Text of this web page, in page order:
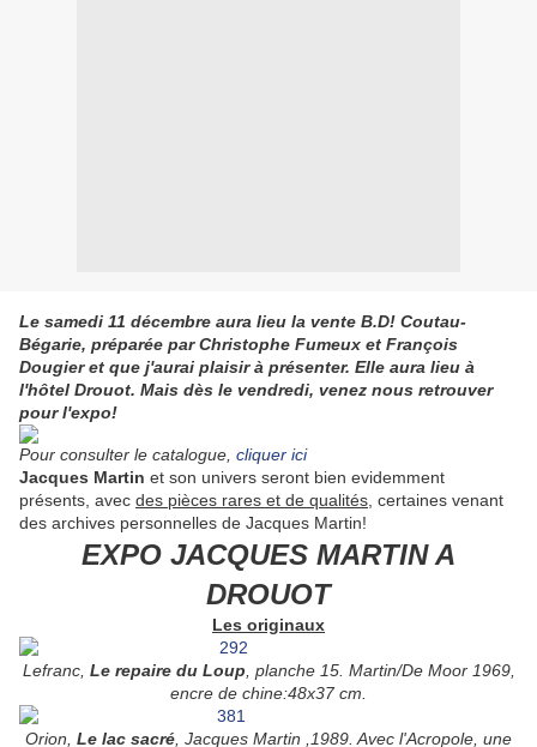
Le samedi 11 décembre aura lieu la vente B.D! Coutau-
Bégarie, préparée par Christophe Fumeux et François
Dougier et que j'aurai plaisir à présenter. Elle aura lieu à
l'hôtel Drouot. Mais dès le vendredi, venez nous retrouver
pour l'expo!
Pour consulter le catalogue, cliquer ici
Jacques Martin et son univers seront bien evidemment
présents, avec des pièces rares et de qualités, certaines venant
des archives personnelles de Jacques Martin!
EXPO JACQUES MARTIN A
DROUOT
Les originaux
Lefranc, Le repaire du Loup , planche 15. Martin/De Moor 1969,
encre de chine:48x37 cm.
Orion, Le lac sacré , Jacques Martin ,1989. Avec l'Acropole, une